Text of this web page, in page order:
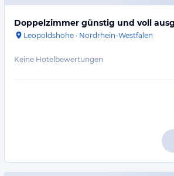
Doppelzimmer günstig und voll
Leopoldshöhe · Nordrhein-Westfalen
Keine Hotelbewertungen